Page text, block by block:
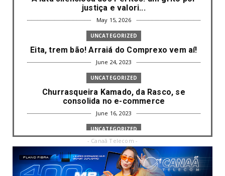
justiça e valori...
May 15, 2026
UNCATEGORIZED
Eita, trem bão! Arraiá do Comprexo vem aí!
June 24, 2023
UNCATEGORIZED
Churrasqueira Kamado, da Rasco, se
consolida no e-commerce
June 16, 2023
UNCATEGORIZED
Com mais da metade dos cargos de
liderança ocupados por mulh...
June 16, 2023
- Canaã Telecom -